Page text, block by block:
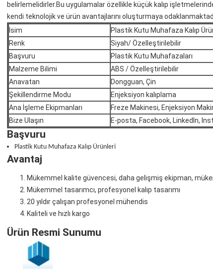
belirlemelidirler.Bu uygulamalar özellikle küçük kalıp
kendi teknolojik ve ürün avantajlarını oluşturmaya
İsim
Plastik Kutu Muhafaza Kalıp
Renk
Siyah/ Özelleştirilebilir
Başvuru
Plastik Kutu Muhafazaları
Malzeme Bilimi
ABS / Özelleştirilebilir
Anavatan
Dongguan, Çin
Şekillendirme Modu
Enjeksiyon kalıplama
Ana İşleme Ekipmanları
Freze Makinesi, Enjeksiyon
Bize Ulaşın
E-posta, Facebook, LinkedIn,
Başvuru
Plastik Kutu Muhafaza Kalıp Ürünleri
Avantaj
Mükemmel kalite güvencesi, daha gelişmiş ekipman,
Mükemmel tasarımcı, profesyonel kalıp tasarımı
20 yıldır çalışan profesyonel mühendis
Kaliteli ve hızlı kargo
Ürün Resmi Sunumu